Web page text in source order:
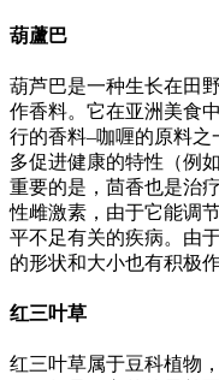
葫蘆巴
葫芦巴是一种生长在田
作香料。它在亚洲美食
行的香料–咖喱的原料
多促进健康的特性（例
重要的是，茴香也是治
性雌激素，由于它能调
平不足有关的疾病。由
的形状和大小也有积极作
红三叶草
红三叶草属于豆科植物